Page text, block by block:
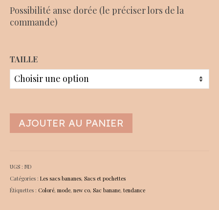
à
Possibilité anse dorée (le préciser lors de la
commande)
TAILLE
AJOUTER AU PANIER
UGS : ND
Catégories : Les sacs bananes, Sacs et pochettes
Étiquettes : Coloré, mode, new co, Sac banane, tendance